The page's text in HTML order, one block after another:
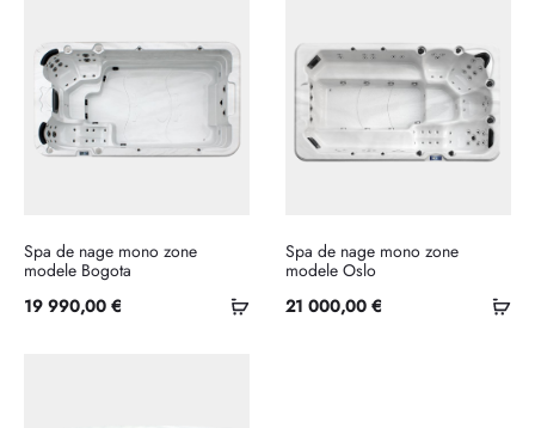
Ajouter
Spa de nage mono zone
modele Bogota
19 990,00 €
Spa de nage mono zone
modele Oslo
21 000,00 €